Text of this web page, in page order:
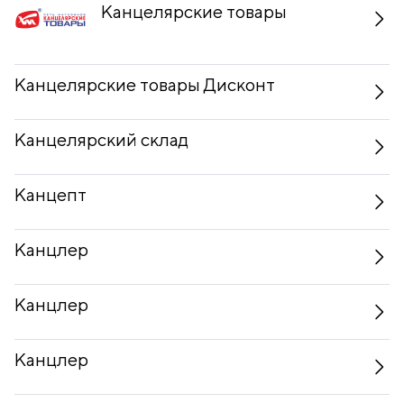
Канцелярские товары
Канцелярские товары Дисконт
Канцелярский склад
Канцепт
Канцлер
Канцлер
Канцлер